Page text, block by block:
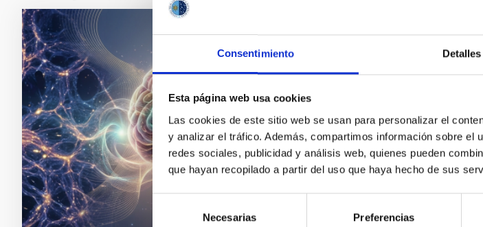
Consentimiento Detalles
Esta página web usa cookies
Las cookies de este sitio web se usan para personalizar el
y analizar el tráfico. Además, compartimos información sobre el
redes sociales, publicidad y análisis web, quienes pueden
que hayan recopilado a partir del uso que haya hecho de sus
Necesarias Preferencias
La física que explica el
Un investigador del Instituto de Astrofísica
estructuras organizadas tanto en el
pueden aplicarse al estudio del cerebro.
conexiones del cerebro humano? A simple
tienen nada que ver. Sin embargo, ambos